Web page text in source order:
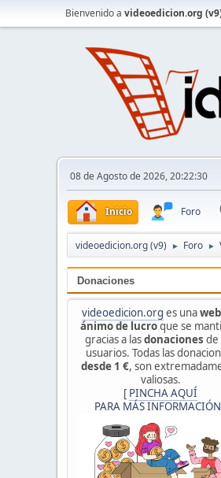
Bienvenido a videoedicion.org
08 de Agosto de 2026, 20:22:30
Inicio Foro
videoedicion.org (v9) ► Foro ►
Donaciones
videoedicion.org es una
ánimo de lucroque se
gracias a lasdonaciones de
usuarios. Todas las
desde 1 €, son
valiosas.
[ PINCHA AQUÍ
PARA MÁS INFORMACIÓN